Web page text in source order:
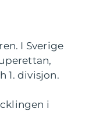
I Sverige
1. divisjon.
i